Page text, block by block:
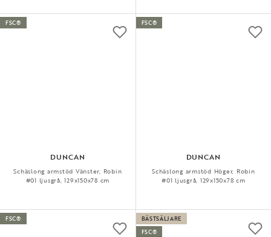
DUNCAN
Schäslong armstöd Vänster, Robin
#01 ljusgrå, 129x150x78 cm
FSC®
DUNCAN
Schäslong armstöd Höger, Robin
#01 ljusgrå, 129x150x78 cm
FSC®
FSC®
BÄSTSÄLJARE
FSC®